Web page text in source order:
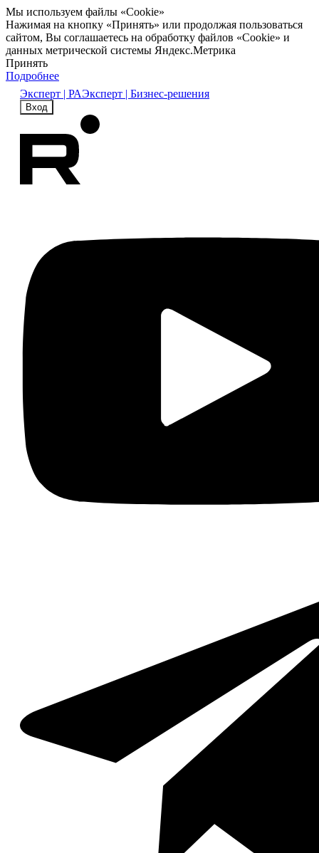
Мы используем файлы «Cookie»
Нажимая на кнопку «Принять» или продолжая пользоваться
сайтом, Вы соглашаетесь на обработку файлов «Cookie» и
данных метрической системы Яндекс.Метрика
Принять
Подробнее
Эксперт | РАЭксперт | Бизнес-решения
Вход